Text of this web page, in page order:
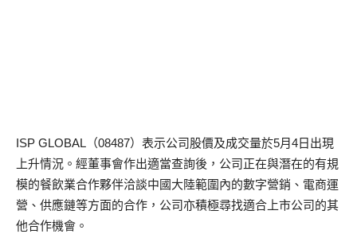
ISP GLOBAL（08487）表示公司股價及成交量於5月4日出現
上升情況。經董事會作出適當查詢後，公司正在與潛在的有規
模的餐飲業合作夥伴洽談中國大陸範圍內的數字營銷、電商運
營、供應鏈等方面的合作，公司亦積極尋找適合上市公司的其
他合作機會。